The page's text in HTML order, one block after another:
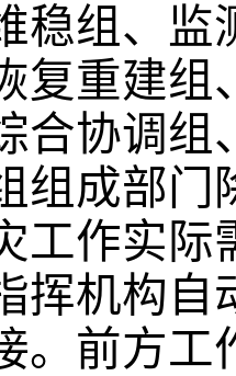
稳组、监
复重建组
合协调组
组成部门
工作实际
挥机构自
。前方工